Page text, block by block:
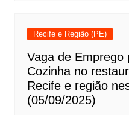
Recife e Região (PE)
Vaga de Emprego
Cozinha no
Recife e região
(05/09/2025)